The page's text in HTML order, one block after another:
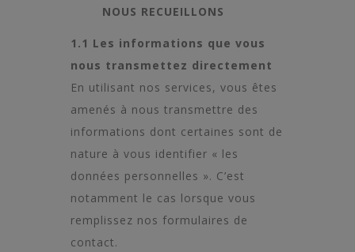
NOUS RECUEILLONS
1.1 Les informations que vous
nous transmettez directement
En utilisant nos services, vous êtes
amenés à nous transmettre des
informations dont certaines sont de
nature à vous identifier « les
données personnelles ». C’est
notamment le cas lorsque vous
remplissez nos formulaires de
contact.